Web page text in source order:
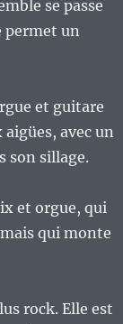
se passe
permet un
et guitare
avec un
son sillage.
et orgue, qui
qui monte
rock. Elle est